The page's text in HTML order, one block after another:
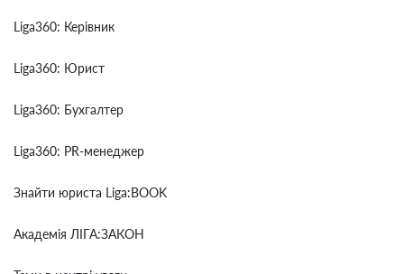
Liga360: Керівник
Liga360: Юрист
Liga360: Бухгалтер
Liga360: PR-менеджер
Знайти юриста Liga:BOOK
Академія ЛІГА:ЗАКОН